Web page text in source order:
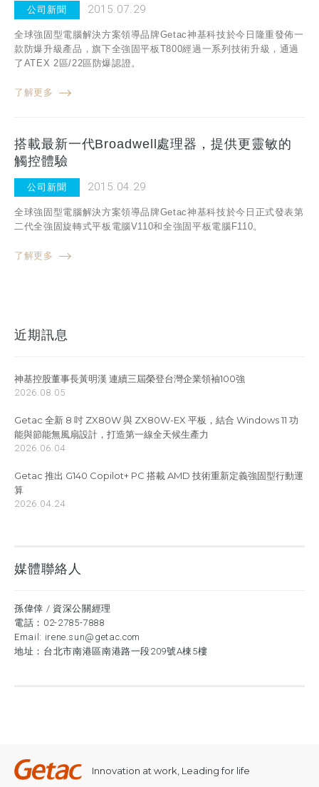
公司新聞 2015.07.29
全球強固型電腦解決方案領導品牌Getac神基科技於今日隆重發佈一
款防爆升級產品，旗下全強固平板T800經過一系列技術升級，通過
了ATEX 2區/22區防爆認證。
了解更多
搭載最新一代Broadwell處理器，提供更靈敏的
觸控體驗
公司新聞 2015.04.29
全球強固型電腦解決方案領導品牌Getac神基科技於今日正式發表第
二代全強固旋轉式平板電腦V110和全強固平板電腦F110。
了解更多
近期訊息
神基控股董事長黃明漢 連續三屆榮登台灣企業領袖100強
2026.08.05
Getac 全新 8 吋 ZX80W 與 ZX80W-EX 平板，結合 Windows 11 功
能與節能無風扇設計，打造第一線全天候生產力
2026.06.04
Getac 推出 G140 Copilot+ PC 搭載 AMD 技術重新定義強固型行動運
算
2026.04.24
媒體聯絡人
孫偉倖 / 資深公關經理
電話： 02-2785-7888
Email: irene.sun@getac.com
地址：台北市南港區南港路一段209號A棟5樓
Innovation at work, Leading for life